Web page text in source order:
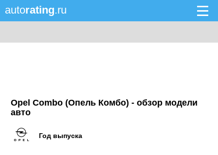
autorating.ru
Opel Combo (Опель Комбо) - обзор модели
авто
Год выпуска